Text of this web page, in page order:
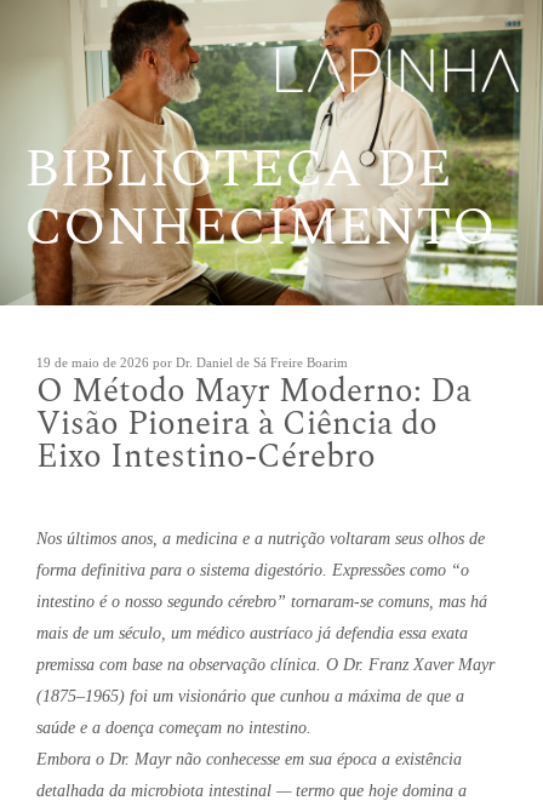
BIBLIOTECA DE
CONHECIMENTO
Publicado
em
19 de maio de 2026 por Dr. Daniel de Sá Freire Boarim
O Método Mayr Moderno: Da
Visão Pioneira à Ciência do
Eixo Intestino-Cérebro
Nos últimos anos, a medicina e a nutrição voltaram seus olhos de
forma definitiva para o sistema digestório. Expressões como “o
intestino é o nosso segundo cérebro” tornaram-se comuns, mas há
mais de um século, um médico austríaco já defendia essa exata
premissa com base na observação clínica. O Dr. Franz Xaver Mayr
(1875–1965) foi um visionário que cunhou a máxima de que a
saúde e a doença começam no intestino.
Embora o Dr. Mayr não conhecesse em sua época a existência
detalhada da microbiota intestinal — termo que hoje domina a